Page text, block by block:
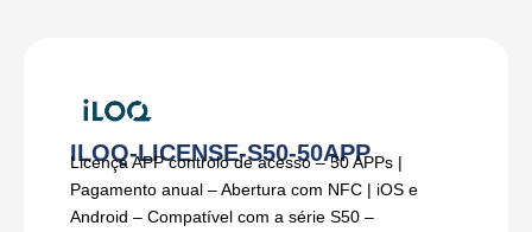
ILOQ-LICENSE-S50-50APP
Licença APP controlo de acesso – 50 APPs |
Pagamento anual – Abertura com NFC | iOS e
Android – Compatível com a série S50 –